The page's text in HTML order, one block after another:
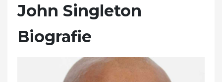
John Singleton
Biografie